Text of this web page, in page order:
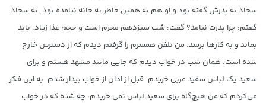
سجاد به پدرش گفته بود و او هم به همین خاطر به خانه نیامده بود. به سجاد
گفتم: چرا پدرت نیامد؟ گفت: شب سیزدهم محرم است و حجم غذا زیاد، باید
بماند و به کارها برسد. من تلفن همسرم را گرفتم دیدم که از دسترس خارج
شده است. همان شب در خواب دیدم که جایی مانند مشهد هستم و برای
سعید یک لباس سفید عربی خریدم. قبل از اذان از خواب بیدار شدم. به این فکر
می‌کردم که من هیچ‌گاه برای سعید لباس نمی خریدم، چه شده که در خواب